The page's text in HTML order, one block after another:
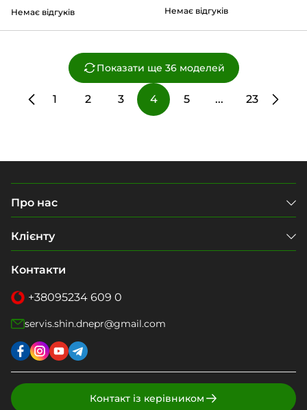
Немає відгуків Немає відгуків
Показати ще 36 моделей
1 2 3 4 5 ... 23
Про нас
Клієнту
Контакти
+38095234 609 0
servis.shin.dnepr@gmail.com
Контакт із керівником